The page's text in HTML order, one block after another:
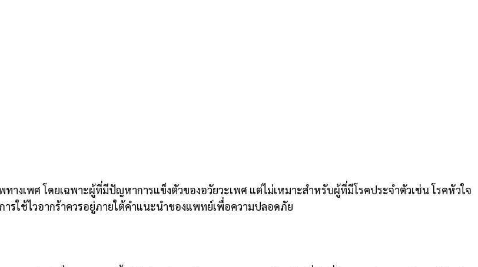
ทางเพศ โดยเฉพาะผู้ที่มีปัญหาการแข็งตัวของอวัยวะเพศ แต่ไม่เหมาะสำหรับผู้ที่มีโรคประจำตัวเช่น โรคหัวใจ
ใช้ไวอากร้าควรอยู่ภายใต้คำแนะนำของแพทย์เพื่อความปลอดภัย